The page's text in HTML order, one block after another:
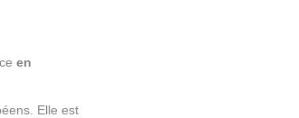
en
Elle est